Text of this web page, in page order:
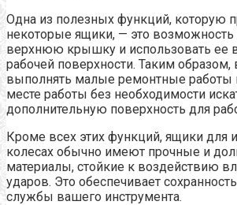
Одна из полезных функций, которую
некоторые ящики, — это возможность
верхнюю крышку и использовать ее
рабочей поверхности. Таким
выполнять малые ремонтные работы
месте работы без необходимости
дополнительную поверхность для
Кроме всех этих функций, ящики для
колесах обычно имеют прочные и
материалы, стойкие к воздействию
ударов. Это обеспечивает
службы вашего инструмента.